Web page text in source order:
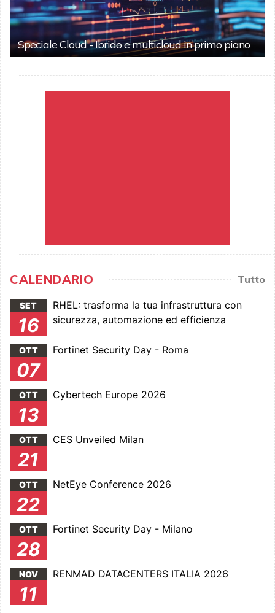
Speciale Cloud - Ibrido e multicloud in primo piano
CALENDARIO Tutto
SET
16
RHEL: trasforma la tua infrastruttura con
sicurezza, automazione ed efficienza
OTT
07
Fortinet Security Day - Roma
OTT
13
Cybertech Europe 2026
OTT
21
CES Unveiled Milan
OTT
22
NetEye Conference 2026
OTT
28
Fortinet Security Day - Milano
NOV
11
RENMAD DATACENTERS ITALIA 2026